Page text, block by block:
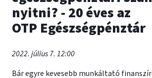
nyitni? - 20 éves az
OTP Egészségpénztár
2022. július 7. 12:00
Bár egyre kevesebb munkáltató